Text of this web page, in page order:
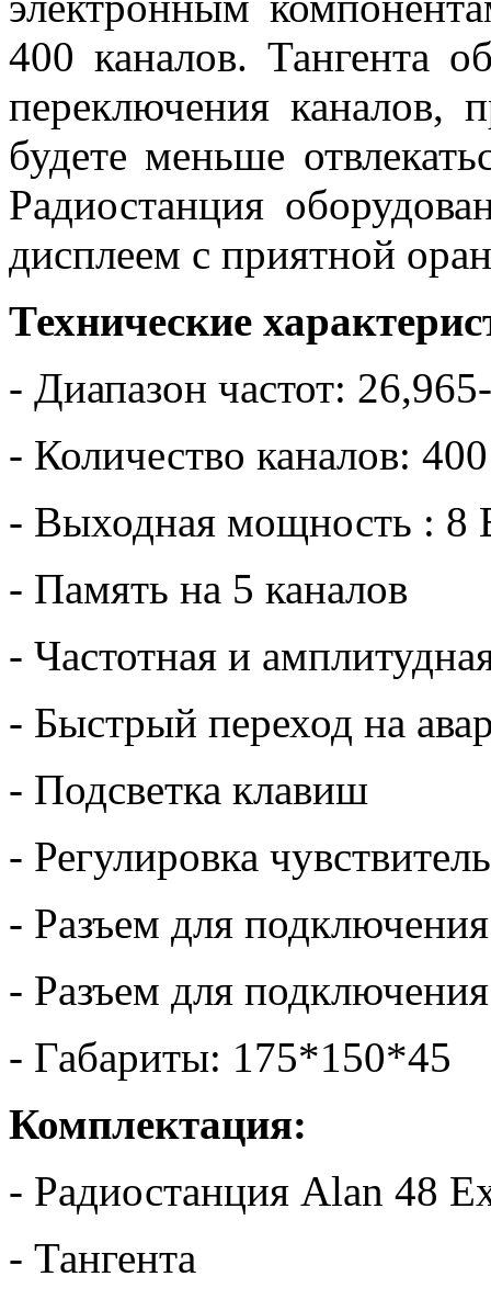
400 каналов. Тангента
переключения каналов,
будете меньше
Радиостанция
дисплеем с приятной
Технические
- Диапазон частот:
- Количество каналов:
- Выходная мощность : 8
- Память на 5 каналов
- Частотная и
- Быстрый переход на
- Подсветка клавиш
- Регулировка
- Разъем для
- Разъем для
- Габариты: 175*150*45
Комплектация:
- Радиостанция Alan 48
- Тангента